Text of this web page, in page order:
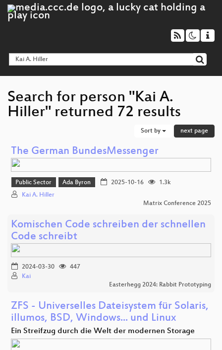
Search for person "Kai A.
Hiller" returned 72 results
Sort by next page
The German BundesMessenger
Public Sector Ada Byron 2025-10-16
1.3k
Kai A. Hiller
Matrix Conference 2025
Komischen Code schreiben der schnellen
Code schreibt
2024-03-30
447
Kai
Easterhegg 2024: Rabbit Prototyping
ZFS - Universelles Dateisystem für Solaris,
illumos, BSD, Windows... und Linux
Ein Streifzug durch die Welt der modernen Storage